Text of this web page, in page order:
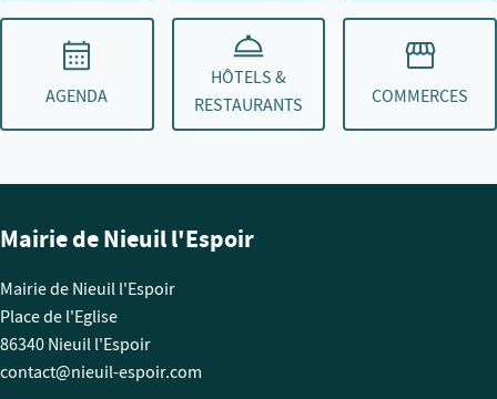
AGENDA
HÔTELS &
RESTAURANTS
COMMERCES
Mairie de Nieuil l'Espoir
Mairie de Nieuil l'Espoir
Place de l'Eglise
86340 Nieuil l'Espoir
contact@nieuil-espoir.com